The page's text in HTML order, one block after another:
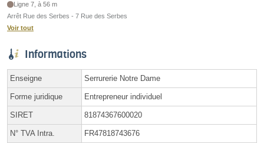
Ligne 7, à 56 m
Arrêt Rue des Serbes - 7 Rue des Serbes
Voir tout
Informations
Enseigne Serrurerie Notre Dame
Forme juridique Entrepreneur individuel
SIRET 81874367600020
N° TVA Intra. FR47818743676